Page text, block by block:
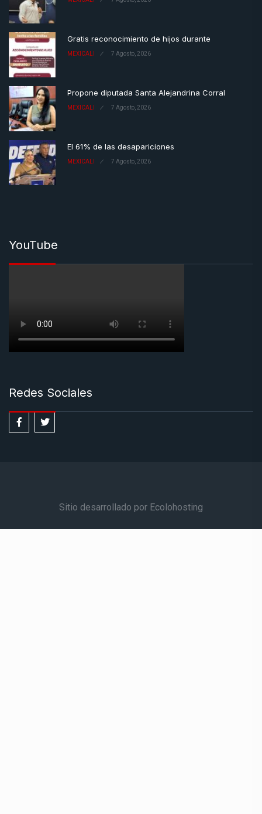
Gratis reconocimiento de hijos durante
MEXICALI 7 Agosto, 2026
Propone diputada Santa Alejandrina Corral
MEXICALI 7 Agosto, 2026
El 61% de las desapariciones
MEXICALI 7 Agosto, 2026
YouTube
Redes Sociales
Sitio desarrollado por Ecolohosting